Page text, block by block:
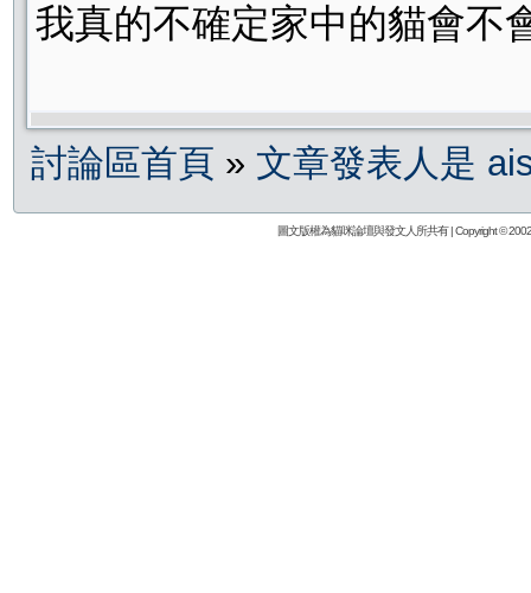
我真的不確定家中的貓會不
討論區首頁 » 文章發表人是
圖文版權為貓咪論壇與發文人所共有 | Copyright ©